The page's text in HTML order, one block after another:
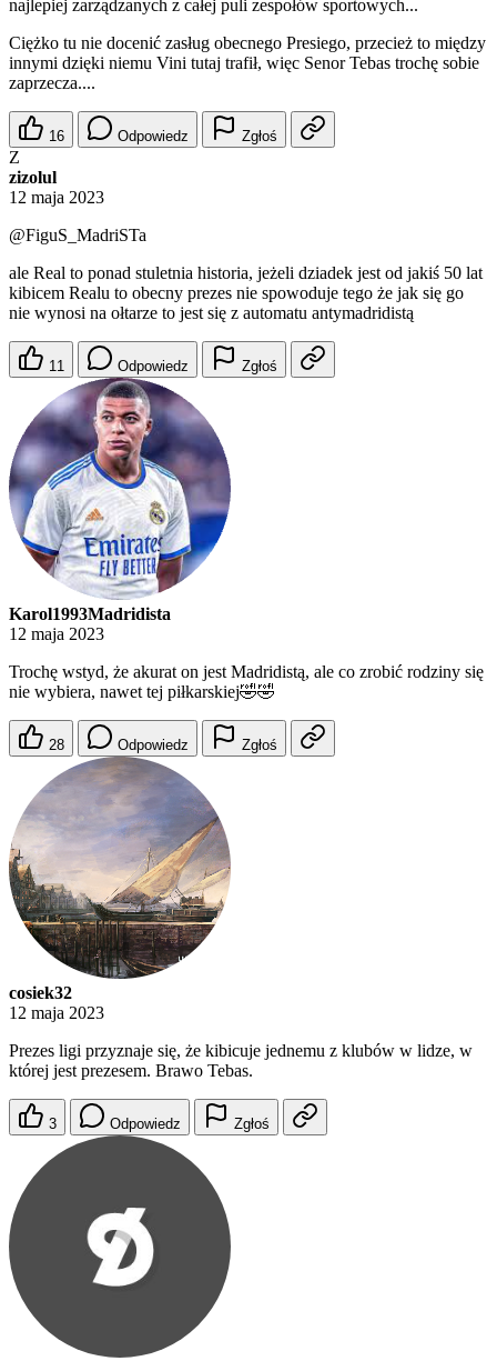
najlepiej zarządzanych z całej puli zespołów sportowych...
Ciężko tu nie docenić zasług obecnego Presiego, przecież to między
innymi dzięki niemu Vini tutaj trafił, więc Senor Tebas trochę sobie
zaprzecza....
16 Odpowiedz Zgłoś
Z
zizolul
12 maja 2023
@FiguS_MadriSTa
ale Real to ponad stuletnia historia, jeżeli dziadek jest od jakiś 50 lat
kibicem Realu to obecny prezes nie spowoduje tego że jak się go
nie wynosi na ołtarze to jest się z automatu antymadridistą
11 Odpowiedz Zgłoś
Karol1993Madridista
12 maja 2023
Trochę wstyd, że akurat on jest Madridistą, ale co zrobić rodziny się
nie wybiera, nawet tej piłkarskiej🤣🤣
28 Odpowiedz Zgłoś
cosiek32
12 maja 2023
Prezes ligi przyznaje się, że kibicuje jednemu z klubów w lidze, w
której jest prezesem. Brawo Tebas.
3 Odpowiedz Zgłoś